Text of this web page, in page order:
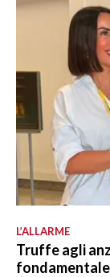
L’ALLARME
Truffe agli